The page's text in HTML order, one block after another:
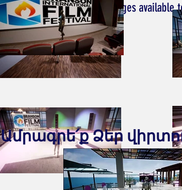
Other stages available
Ամրագրե՛ք Ձեր